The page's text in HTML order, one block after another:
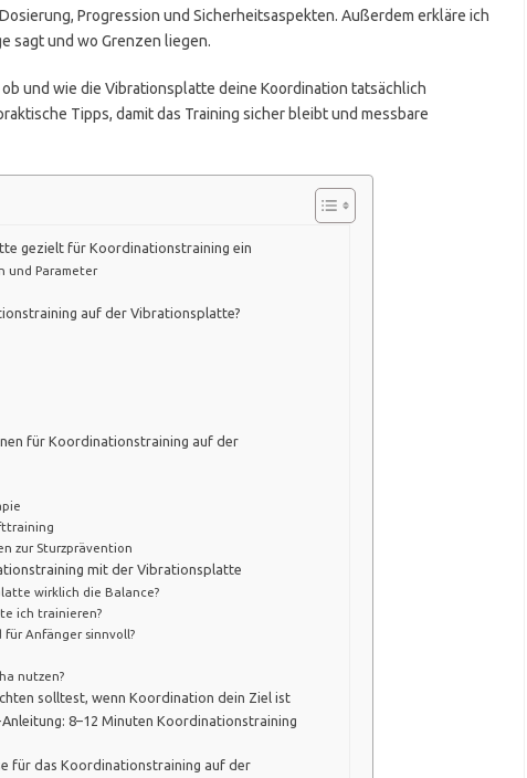
Progression und Sicherheitsaspekten. Außerdem erkläre ich
sagt und wo Grenzen liegen.
und wie die Vibrationsplatte deine Koordination tatsächlich
Tipps, damit das Training sicher bleibt und messbare
gezielt für Koordinationstraining ein
und Parameter
auf der Vibrationsplatte?
für Koordinationstraining auf der
zur Sturzprävention
mit der Vibrationsplatte
wirklich die Balance?
ich trainieren?
für Anfänger sinnvoll?
nutzen?
solltest, wenn Koordination dein Ziel ist
8–12 Minuten Koordinationstraining
für das Koordinationstraining auf der